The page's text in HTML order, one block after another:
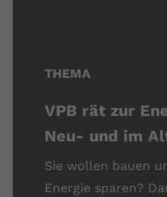
THEMA
VPB rät zur
Neu- und im
Sie wollen bauen
Energie sparen?